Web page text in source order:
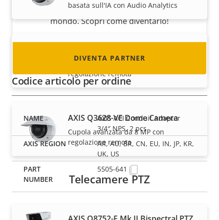
basata sull'IA con Audio Analytics
Cupola avanzata da 4 MP con
regolazione remota
AXIS Q3628-VE Dome Camera
Cupola avanzata da 8 MP con
regolazione remota
Telecamere PTZ
Abbiamo partner in quasi tutti i paesi del
mondo. Scopri come diventarlo!
DIVENTA PARTNER
Codice articolo per ordine
AXIS ACI Conduit Adapter
3/4″ NPS, 2 pcs
AR, AU, BR, CN, EU, IN, JP, KR,
UK, US
5505-641